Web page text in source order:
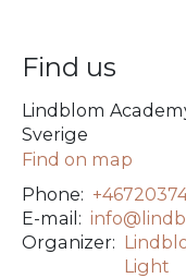
Find us
Lindblom
Sverige
Find on map
Phone:
E-mail:
Organizer:
Light